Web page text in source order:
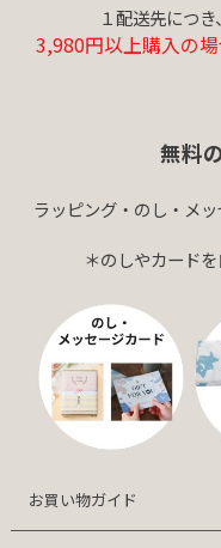
１配送先につき、
3,980円以上購入の
無料
ラッピング・のし・メ
＊のしやカード
お買い物ガイド